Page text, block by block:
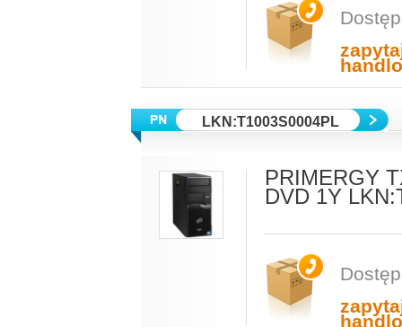
LKN:T1003S0004PL
PRIMERGY
DVD 1Y